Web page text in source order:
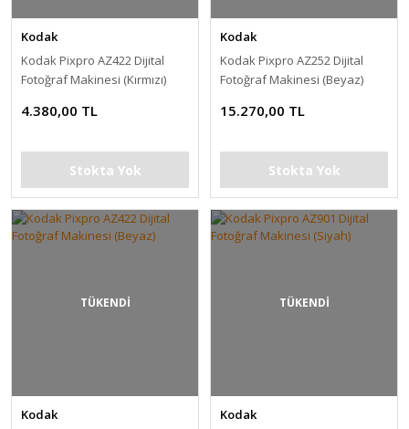
Kodak
Kodak Pixpro AZ422 Dijital
Fotoğraf Makinesi (Kırmızı)
4.380,00 TL
Stokta Yok
Kodak
Kodak Pixpro AZ252 Dijital
Fotoğraf Makinesi (Beyaz)
15.270,00 TL
Stokta Yok
TÜKENDİ
Kodak
TÜKENDİ
Kodak